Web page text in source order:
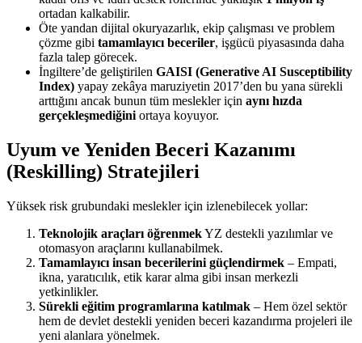
ortadan kalkabilir.
Öte yandan dijital okuryazarlık, ekip çalışması ve problem
çözme gibi tamamlayıcı beceriler, işgücü piyasasında daha
fazla talep görecek.
İngiltere’de geliştirilen GAISI (Generative AI Susceptibility
Index) yapay zekâya maruziyetin 2017’den bu yana sürekli
arttığını ancak bunun tüm meslekler için aynı hızda
gerçekleşmediğini ortaya koyuyor.
Uyum ve Yeniden Beceri Kazanımı
(Reskilling) Stratejileri
Yüksek risk grubundaki meslekler için izlenebilecek yollar:
Teknolojik araçları öğrenmekYZ destekli yazılımlar ve
otomasyon araçlarını kullanabilmek.
Tamamlayıcı insan becerilerini güçlendirmek – Empati,
ikna, yaratıcılık, etik karar alma gibi insan merkezli
yetkinlikler.
Sürekli eğitim programlarına katılmak – Hem özel sektör
hem de devlet destekli yeniden beceri kazandırma projeleri ile
yeni alanlara yönelmek.